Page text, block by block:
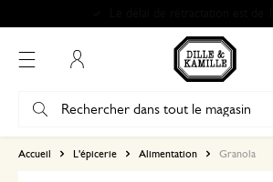
Accueil L'épicerie Alimentation Granola